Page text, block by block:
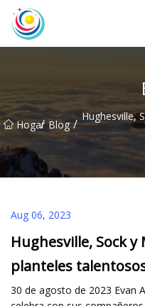
Hogar
/ Blog / Hughesville,
Aug 06, 2023
Hughesville, Sock
planteles
30 de agosto de 2023 Evan